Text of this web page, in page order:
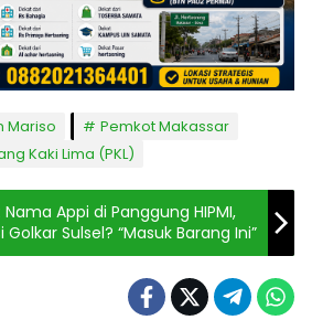
Mariso
Pemkot Makassar
Kaki Lima (PKL)
Appi di Panggung HIPMI,
Golkar Sulsel? “Masuk Barang Ini”